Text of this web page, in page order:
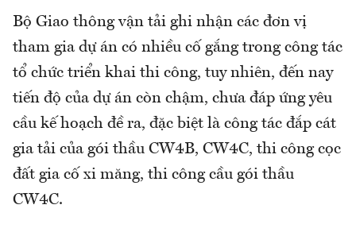
Bộ Giao thông vận tải ghi nhận các đơn vị
tham gia dự án có nhiều cố gắng trong công tác
tổ chức triển khai thi công, tuy nhiên, đến nay
tiến độ của dự án còn chậm, chưa đáp ứng yêu
cầu kế hoạch đề ra, đặc biệt là công tác đắp cát
gia tải của gói thầu CW4B, CW4C, thi công cọc
đất gia cố xi măng, thi công cầu gói thầu
CW4C.